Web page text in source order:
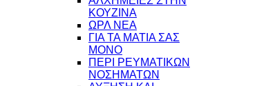
ΚΟΥΖΙΝΑ
ΩΡΛ ΝEA
ΓΙΑ ΤΑ ΜΑΤΙΑ ΣΑΣ
ΜΟΝΟ
ΠΕΡΙ ΡΕΥΜΑΤΙΚΩΝ
ΝΟΣΗΜΑΤΩΝ